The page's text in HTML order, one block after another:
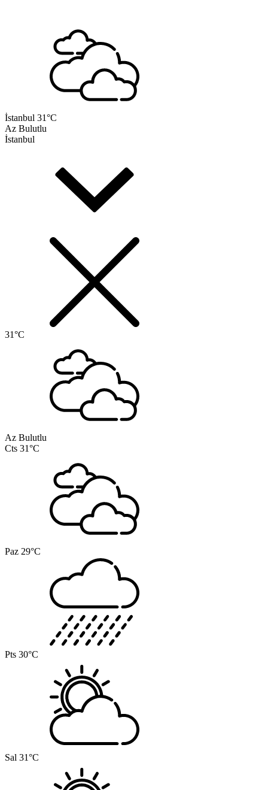
İstanbul 31°C
Az Bulutlu
İstanbul
31°C
Az Bulutlu
Cts 31°C
Paz 29°C
Pts 30°C
Sal 31°C